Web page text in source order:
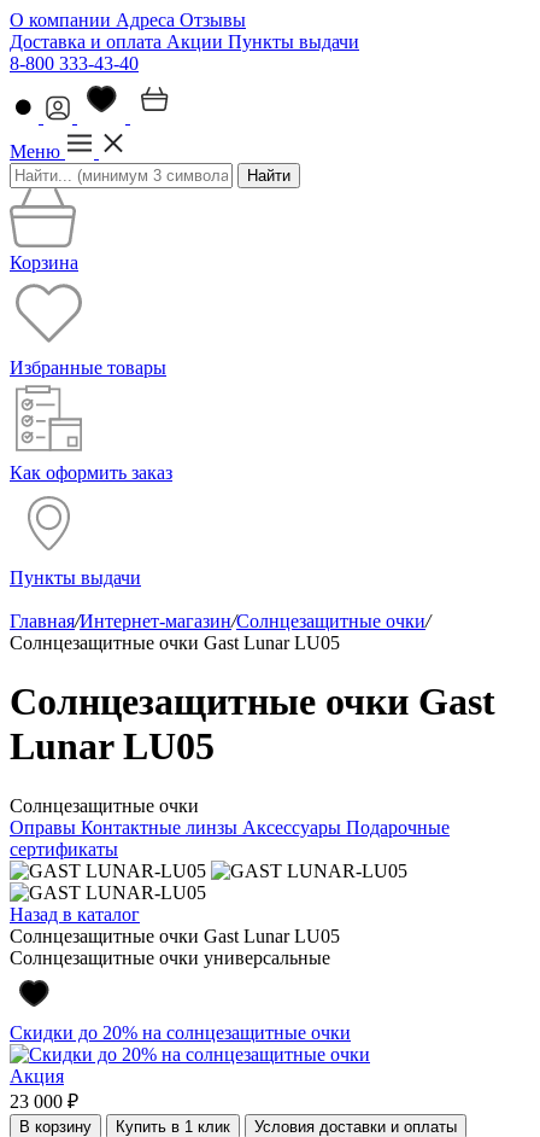
О компании Адреса Отзывы
Доставка и оплата Акции Пункты выдачи
8-800 333-43-40
Меню
Найти
Корзина
Избранные товары
Как оформить заказ
Пункты выдачи
Главная/Интернет-магазин/Солнцезащитные очки/
Солнцезащитные очки Gast Lunar LU05
Солнцезащитные очки Gast
Lunar LU05
Солнцезащитные очки
Оправы Контактные линзы Аксессуары Подарочные
сертификаты
Назад в каталог
Солнцезащитные очки Gast Lunar LU05
Солнцезащитные очки универсальные
Скидки до 20% на солнцезащитные очки
Акция
23 000 ₽
В корзину Купить в 1 клик Условия доставки и оплаты